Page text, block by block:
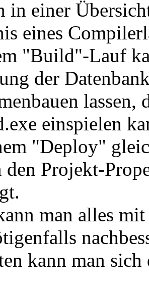
in einer
eines
"Build"-Lauf
der
einspielen
"Deploy"
den Projekt-
man alles
kann man